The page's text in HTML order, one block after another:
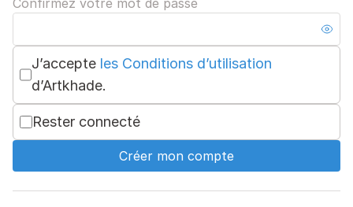
Confirmez votre mot de passe
J’accepte les Conditions d’utilisation
d’Artkhade.
Rester connecté
Créer mon compte